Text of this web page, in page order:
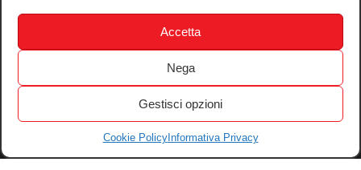
Accetta
Nega
Gestisci opzioni
Cookie PolicyInformativa Privacy
Test
Audio
Festival & Concorsi
Iscriviti alla newsletter